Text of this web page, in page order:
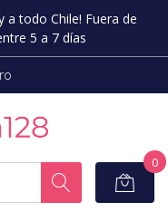
a todo Chile! Fuera de
5 a 7 días
0